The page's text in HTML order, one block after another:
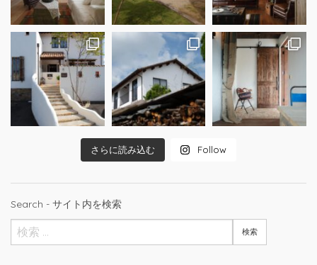
さらに読み込む Follow
Search - サイト内を検索